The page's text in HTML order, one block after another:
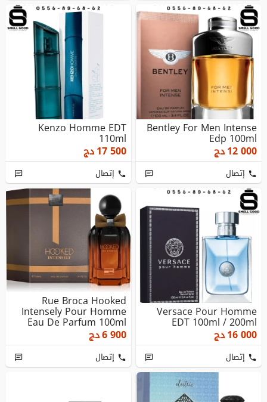
Bentley For Men Intense
Edp 100ml
12 000دج
إتصال
Kenzo Homme EDT
110ml
17 500دج
إتصال
Versace Pour Homme
EDT 100ml / 200ml
16 000دج
إتصال
Rue Broca Hooked
Intensely Pour Homme
Eau De Parfum 100ml
6 900دج
إتصال